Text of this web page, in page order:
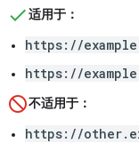
适用于：
https://
https://
不适用于：
https://